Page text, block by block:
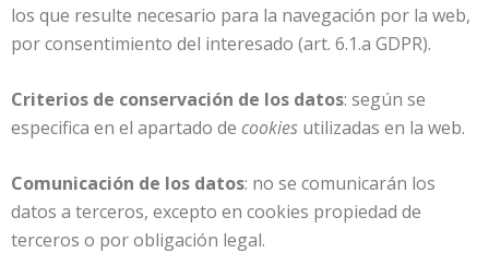
los que resulte necesario para la navegación por la web,
por consentimiento del interesado (art. 6.1.a GDPR).
Criterios de conservación de los datos: según se
especifica en el apartado de cookies utilizadas en la web.
Comunicación de los datos: no se comunicarán los
datos a terceros, excepto en cookies propiedad de
terceros o por obligación legal.